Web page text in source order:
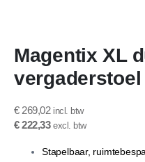
naar
het
begin
de
afbeeldingen-
Magentix XL
vergaderstoel
€ 269,02
€ 222,33
Stapelbaar,